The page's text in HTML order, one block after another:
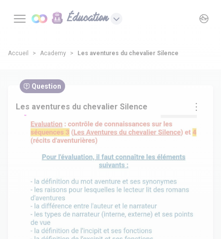
Éducation
Accueil Academy Les aventures du chevalier Silence
Question
Les aventures du chevalier Silence